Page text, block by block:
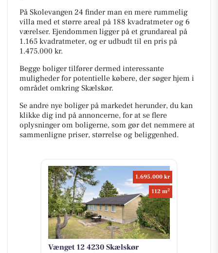
På Skolevangen 24 finder man en mere rummelig
villa med et større areal på 188 kvadratmeter og 6
værelser. Ejendommen ligger på et grundareal på
1.165 kvadratmeter, og er udbudt til en pris på
1.475.000 kr.
Begge boliger tilfører dermed interessante
muligheder for potentielle købere, der søger hjem i
området omkring Skælskør.
Se andre nye boliger på markedet herunder, du kan
klikke dig ind på annoncerne, for at se flere
oplysninger om boligerne, som gør det nemmere at
sammenligne priser, størrelse og beliggenhed.
1.695.000 kr
112 m2
Vænget 12 4230 Skælskør